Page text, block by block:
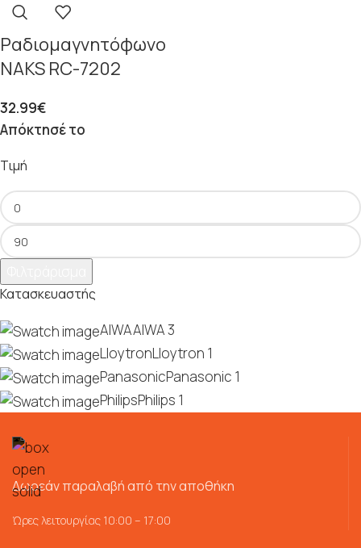
Τιμή
Κατασκευαστής
AIWAAIWA3
LloytronLloytron 1
PanasonicPanasonic 1
PhilipsPhilips 1
Ραδιομαγνητόφωνο
NAKS RC-7202
32.99€
Απόκτησέ το
Δωρεάν παραλαβή από την αποθήκη
Ώρες λειτουργίας 10:00 – 17:00